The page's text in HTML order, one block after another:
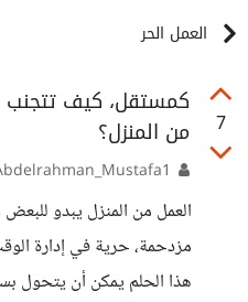
العمل الحر
7
كمستقل، كيف تتجنب
من المنزل؟
العمل من المنزل يبدو للبعض
مزدحمة، حرية في إدارة
هذا الحلم يمكن أن يتحول